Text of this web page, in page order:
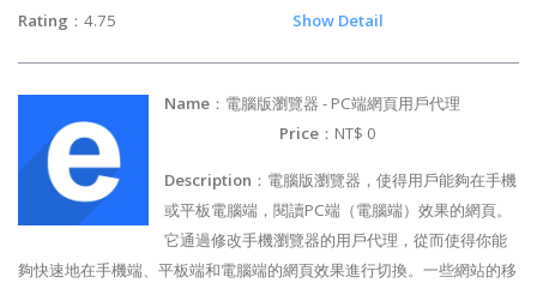
Rating ：4.75 Show Detail
Name ：電腦版瀏覽器 - PC端網頁用戶代理
Price ：NT$ 0
Description ：電腦版瀏覽器，使得用戶能夠在手機
或平板電腦端，閱讀PC端（電腦端）效果的網頁。
它通過修改手機瀏覽器的用戶代理，從而使得你能
夠快速地在手機端、平板端和電腦端的網頁效果進行切換。一些網站的移